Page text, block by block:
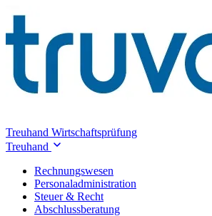
Treuhand Wirtschaftsprüfung
Treuhand
Rechnungswesen
Personaladministration
Steuer & Recht
Abschlussberatung